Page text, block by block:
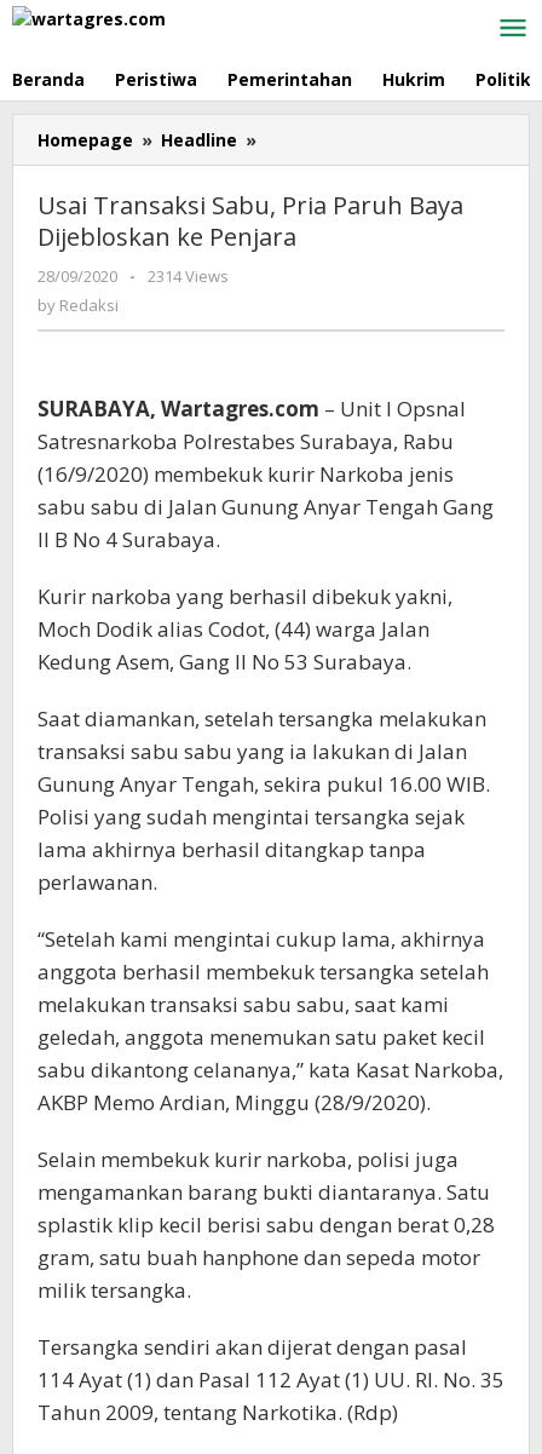
Skip
Beranda Peristiwa Pemerintahan Hukrim Politik
Homepage » Headline »
Transaksi
Pria
Paruh
Usai Transaksi Sabu, Pria Paruh Baya
Dijebloskan ke Penjara
28/09/2020
by
-
2314 Views
by Redaksi
SURABAYA, Wartagres.com – Unit I Opsnal
Satresnarkoba Polrestabes Surabaya, Rabu
(16/9/2020) membekuk kurir Narkoba jenis
sabu sabu di Jalan Gunung Anyar Tengah Gang
II B No 4 Surabaya.
Kurir narkoba yang berhasil dibekuk yakni,
Moch Dodik alias Codot, (44) warga Jalan
Kedung Asem, Gang II No 53 Surabaya.
Saat diamankan, setelah tersangka melakukan
transaksi sabu sabu yang ia lakukan di Jalan
Gunung Anyar Tengah, sekira pukul 16.00 WIB.
Polisi yang sudah mengintai tersangka sejak
lama akhirnya berhasil ditangkap tanpa
perlawanan.
“Setelah kami mengintai cukup lama, akhirnya
anggota berhasil membekuk tersangka setelah
melakukan transaksi sabu sabu, saat kami
geledah, anggota menemukan satu paket kecil
sabu dikantong celananya,” kata Kasat Narkoba,
AKBP Memo Ardian, Minggu (28/9/2020).
Selain membekuk kurir narkoba, polisi juga
mengamankan barang bukti diantaranya. Satu
splastik klip kecil berisi sabu dengan berat 0,28
gram, satu buah hanphone dan sepeda motor
milik tersangka.
Tersangka sendiri akan dijerat dengan pasal
114 Ayat (1) dan Pasal 112 Ayat (1) UU. RI. No. 35
Tahun 2009, tentang Narkotika. (Rdp)